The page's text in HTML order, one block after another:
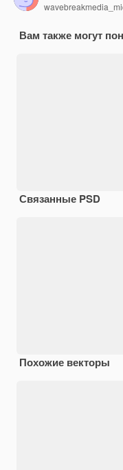
Вам также могут
Связанные PSD
Похожие векторы